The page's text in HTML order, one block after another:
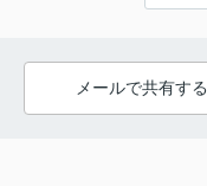
メールで共有する